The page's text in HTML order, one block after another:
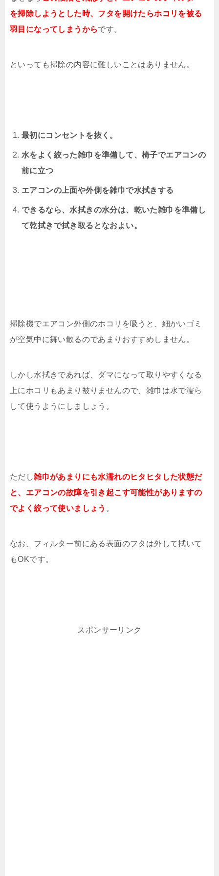
を掃除しようとした時、フタを開けたらホコリを被る
羽目になってしまうからです。
といっても掃除の内容に難しいことはありません。
最初にコンセントを抜く。
水をよく絞った雑巾を準備して、椅子でエアコンの
前に立つ
エアコンの上面や外側を雑巾で水拭きする
できるなら、水拭きの水分は、乾いた雑巾を準備し
て乾拭きで拭き取るとなおよい。
掃除機でエアコン外側のホコリを吸うと、細かいゴミ
が空気中に舞い散るのであまりおすすめしません。
しかし水拭きであれば、ダマになって取りやすくなる
上にホコリもあまり被りませんので、雑巾は水で濡ら
して使うようにしましょう。
ただし雑巾があまりにも水濡れのヒタヒタした状態だ
と、エアコンの故障を引き起こす可能性がありますの
でよく絞って使いましょう 。
なお、フィルター前にある表面のフタは外して拭いて
もOKです。
スポンサーリンク